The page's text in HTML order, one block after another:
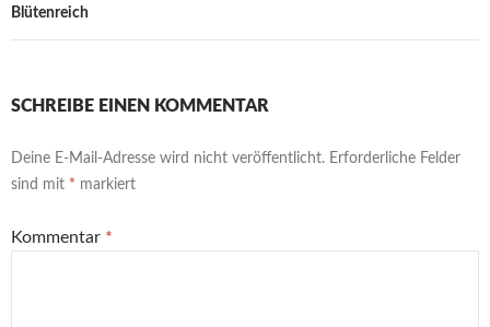
Blütenreich
SCHREIBE EINEN KOMMENTAR
Deine E-Mail-Adresse wird nicht veröffentlicht. Erforderliche Felder
sind mit * markiert
Kommentar *